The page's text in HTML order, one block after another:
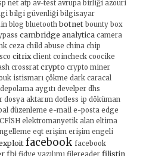
net atp av-test avrupa birliği azouri
bilgi güvenliği bilgisayar
blog bluetooth botnet bounty box
cambridge analytica camera
ceza child abuse china chip
citrix client coincheck coocike
crossrat crypto crypto miner
istismarı çökme dark caracal
depolama aygıtı develper dhs
dosya aktarım dotless ip döküman
düzenleme e-mail e-posta edge
elektromanyetik alan eltima
eqt erişim erişim engeli
facebook facebook
fbi fidye yazılımı filereader filistin